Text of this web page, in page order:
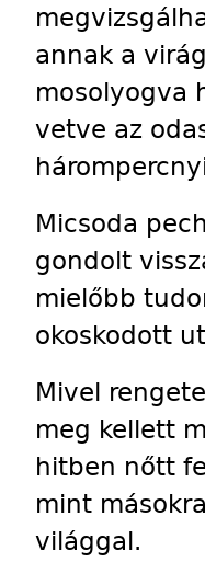
annak a
mosolyogva
vetve az
Micsoda
gondolt
mielőbb
okoskodott
Mivel
meg kellett
hitben nőtt
mint
világgal.